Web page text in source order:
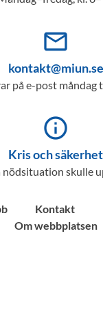
mail_outline
kontakt@miun.se
på e-post måndag
info_outline
Kris och säkerhet
nödsituation skulle
Kontakt
Om webbplatsen